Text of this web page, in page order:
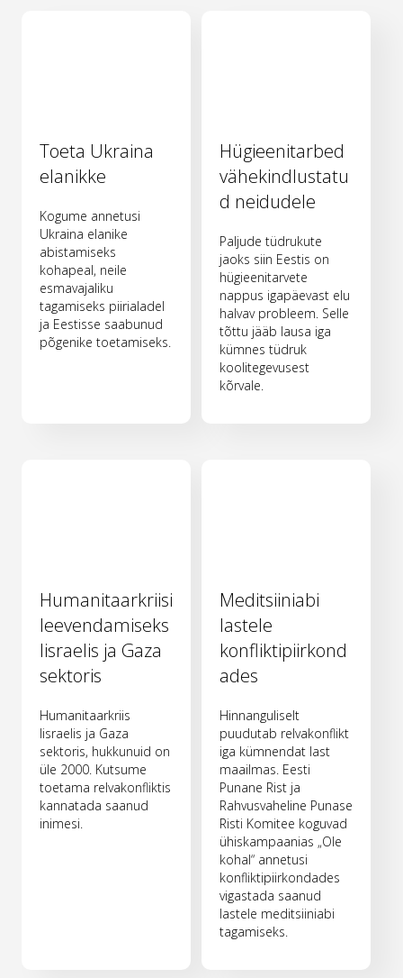
Toeta Ukraina
elanikke
Kogume annetusi
Ukraina elanike
abistamiseks
kohapeal, neile
esmavajaliku
tagamiseks piirialadel
ja Eestisse saabunud
põgenike toetamiseks.
Hügieenitarbed
vähekindlustatu
d neidudele
Paljude tüdrukute
jaoks siin Eestis on
hügieenitarvete
nappus igapäevast elu
halvav probleem. Selle
tõttu jääb lausa iga
kümnes tüdruk
koolitegevusest
kõrvale.
Humanitaarkriisi
leevendamiseks
Iisraelis ja Gaza
sektoris
Humanitaarkriis
Iisraelis ja Gaza
sektoris, hukkunuid on
üle 2000. Kutsume
toetama relvakonfliktis
kannatada saanud
inimesi.
Meditsiiniabi
lastele
konfliktipiirkond
ades
Hinnanguliselt
puudutab relvakonflikt
iga kümnendat last
maailmas. Eesti
Punane Rist ja
Rahvusvaheline Punase
Risti Komitee koguvad
ühiskampaanias „Ole
kohal“ annetusi
konfliktipiirkondades
vigastada saanud
lastele meditsiiniabi
tagamiseks.